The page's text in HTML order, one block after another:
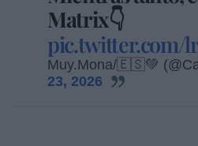
Matrix👇
pic.twitter.com/
Muy.Mona/🇪🇸💚
23, 2026